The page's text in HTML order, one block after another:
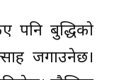
पनि बुद्धिको
जगाउनेछ।